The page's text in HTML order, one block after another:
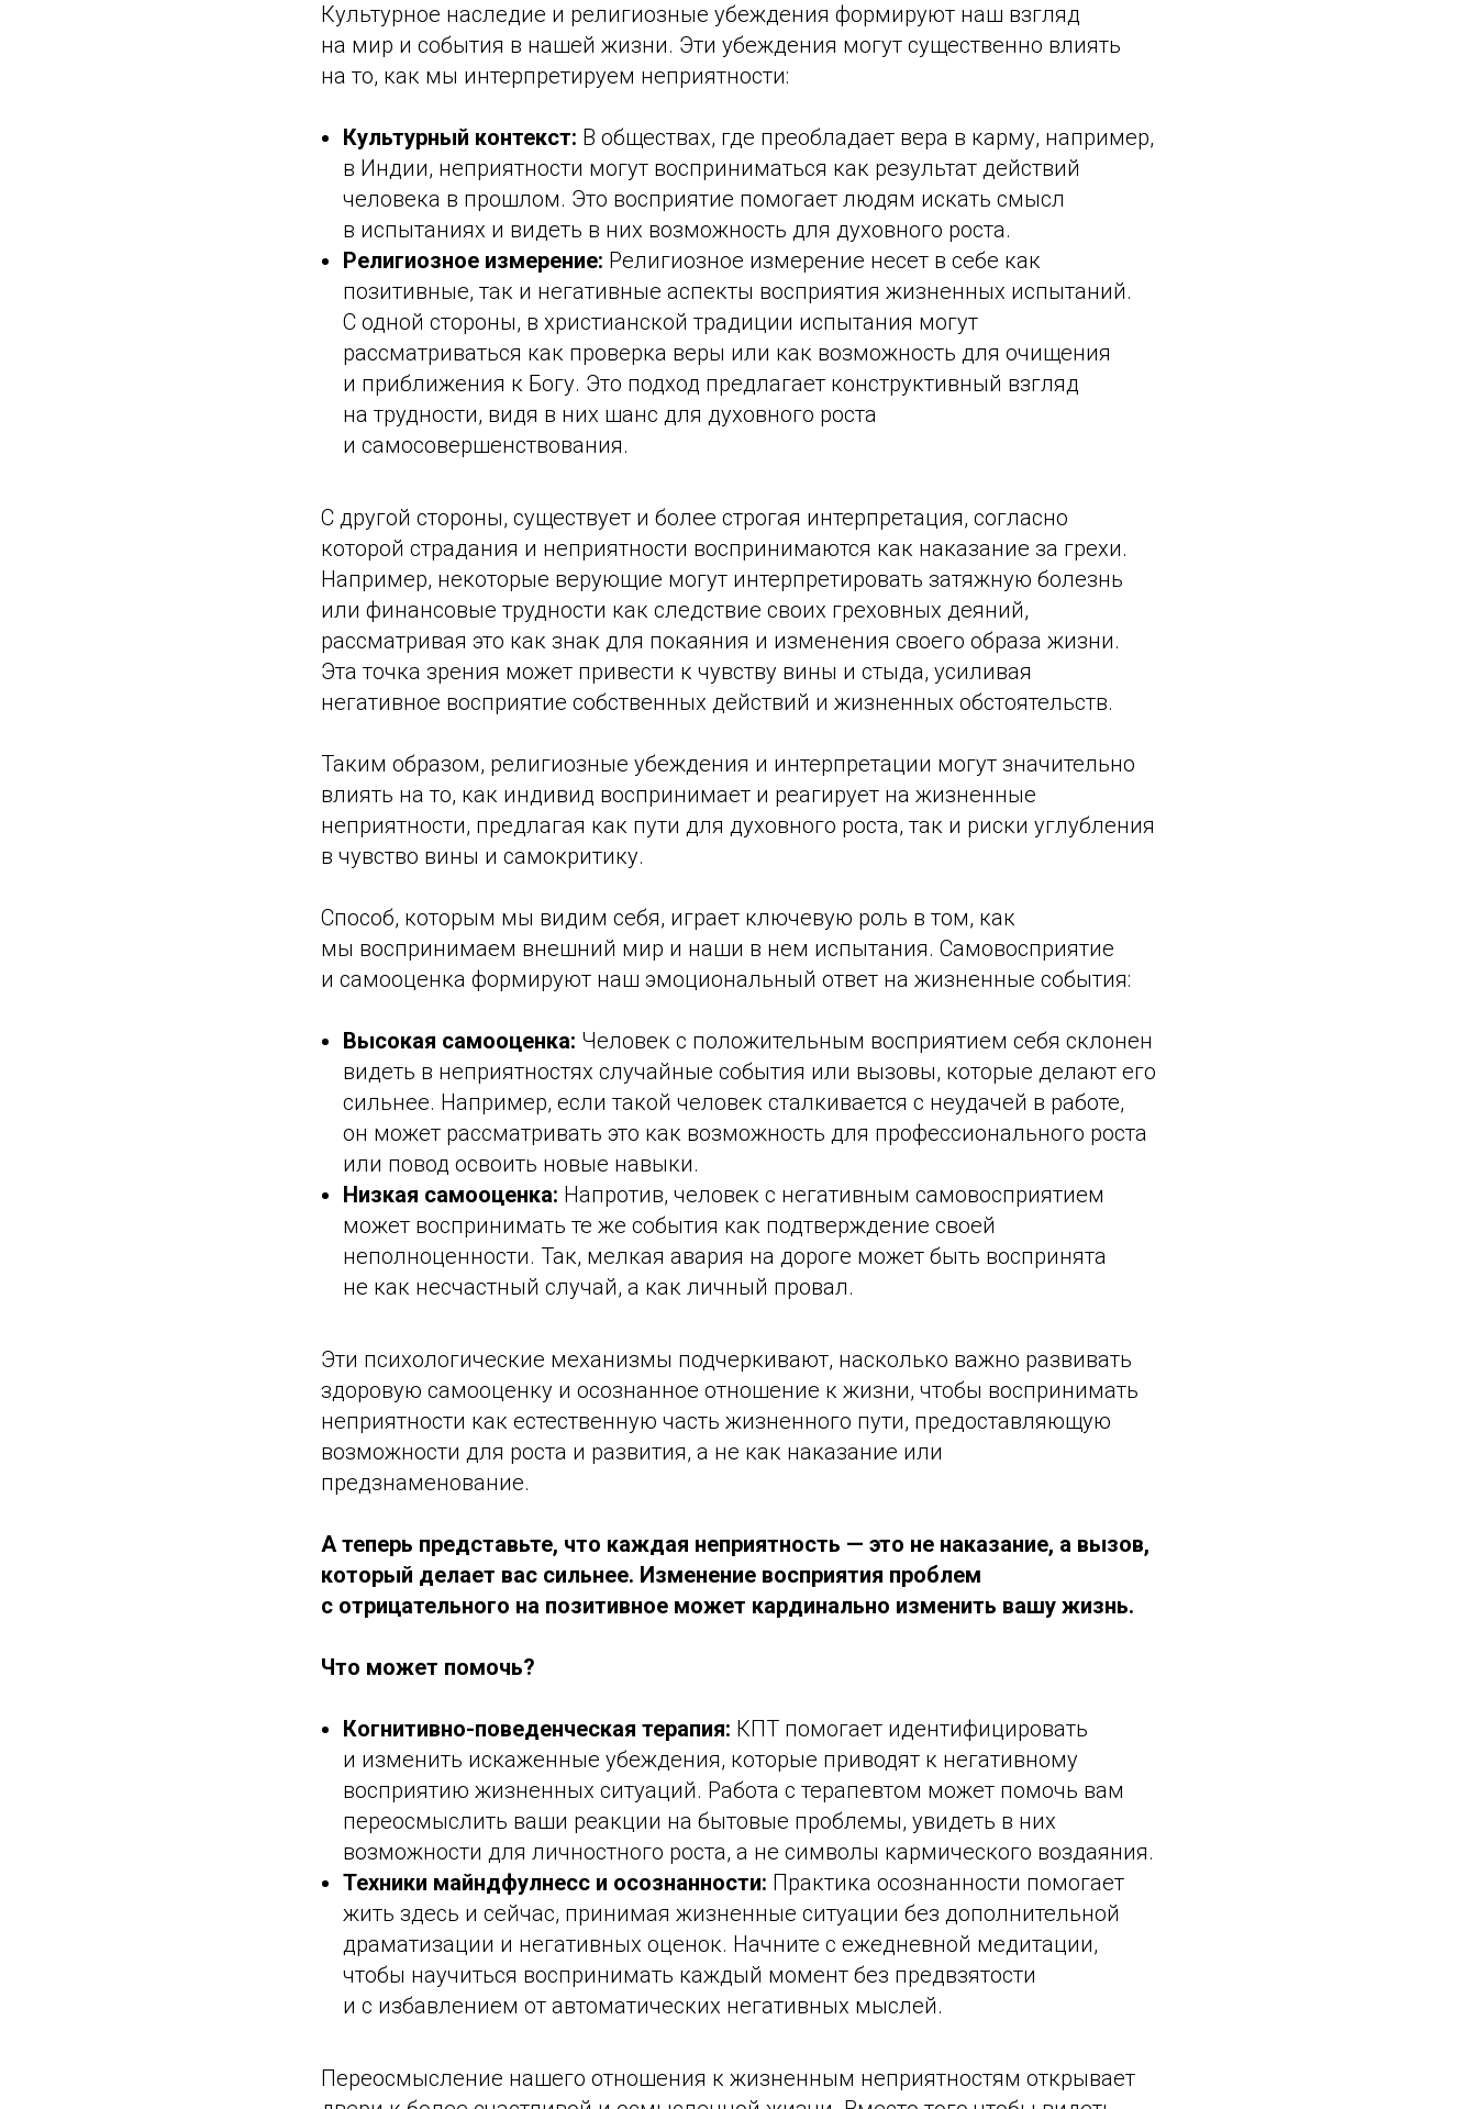
Культурное наследие и религиозные убеждения формируют наш взгляд
на мир и события в нашей жизни. Эти убеждения могут существенно влиять
на то, как мы интерпретируем неприятности:
Культурный контекст: В обществах, где преобладает вера в карму, например,
в Индии, неприятности могут восприниматься как результат действий
человека в прошлом. Это восприятие помогает людям искать смысл
в испытаниях и видеть в них возможность для духовного роста.
Религиозное измерение: Религиозное измерение несет в себе как
позитивные, так и негативные аспекты восприятия жизненных испытаний.
С одной стороны, в христианской традиции испытания могут
рассматриваться как проверка веры или как возможность для очищения
и приближения к Богу. Это подход предлагает конструктивный взгляд
на трудности, видя в них шанс для духовного роста
и самосовершенствования.
С другой стороны, существует и более строгая интерпретация, согласно
которой страдания и неприятности воспринимаются как наказание за грехи.
Например, некоторые верующие могут интерпретировать затяжную болезнь
или финансовые трудности как следствие своих греховных деяний,
рассматривая это как знак для покаяния и изменения своего образа жизни.
Эта точка зрения может привести к чувству вины и стыда, усиливая
негативное восприятие собственных действий и жизненных обстоятельств.
Таким образом, религиозные убеждения и интерпретации могут значительно
влиять на то, как индивид воспринимает и реагирует на жизненные
неприятности, предлагая как пути для духовного роста, так и риски углубления
в чувство вины и самокритику.
Способ, которым мы видим себя, играет ключевую роль в том, как
мы воспринимаем внешний мир и наши в нем испытания. Самовосприятие
и самооценка формируют наш эмоциональный ответ на жизненные события:
Высокая самооценка: Человек с положительным восприятием себя склонен
видеть в неприятностях случайные события или вызовы, которые делают его
сильнее. Например, если такой человек сталкивается с неудачей в работе,
он может рассматривать это как возможность для профессионального роста
или повод освоить новые навыки.
Низкая самооценка: Напротив, человек с негативным самовосприятием
может воспринимать те же события как подтверждение своей
неполноценности. Так, мелкая авария на дороге может быть воспринята
не как несчастный случай, а как личный провал.
Эти психологические механизмы подчеркивают, насколько важно развивать
здоровую самооценку и осознанное отношение к жизни, чтобы воспринимать
неприятности как естественную часть жизненного пути, предоставляющую
возможности для роста и развития, а не как наказание или
предзнаменование.
А теперь представьте, что каждая неприятность — это не наказание, а вызов,
который делает вас сильнее. Изменение восприятия проблем
с отрицательного на позитивное может кардинально изменить вашу жизнь.
Что может помочь?
Когнитивно-поведенческая терапия: КПТ помогает идентифицировать
и изменить искаженные убеждения, которые приводят к негативному
восприятию жизненных ситуаций. Работа с терапевтом может помочь вам
переосмыслить ваши реакции на бытовые проблемы, увидеть в них
возможности для личностного роста, а не символы кармического воздаяния.
Техники майндфулнесс и осознанности: Практика осознанности помогает
жить здесь и сейчас, принимая жизненные ситуации без дополнительной
драматизации и негативных оценок. Начните с ежедневной медитации,
чтобы научиться воспринимать каждый момент без предвзятости
и с избавлением от автоматических негативных мыслей.
Переосмысление нашего отношения к жизненным неприятностям открывает